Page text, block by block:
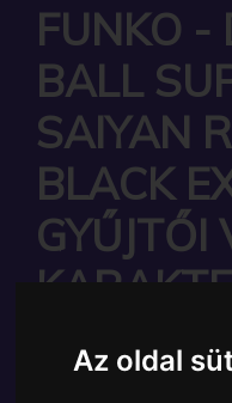
Az oldal
FUNKO -
BALL
SAIYAN
BLACK
GYŰJTŐI
Cikkszám: